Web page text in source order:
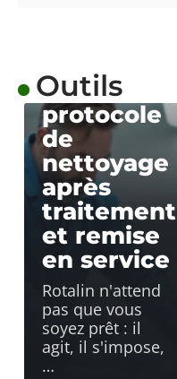
Outils
Rotalin :
protocole
de
nettoyage
après
traitement
et remise
en service
Rotalin n'attend
pas que vous
soyez prêt : il
agit, il s'impose,
…